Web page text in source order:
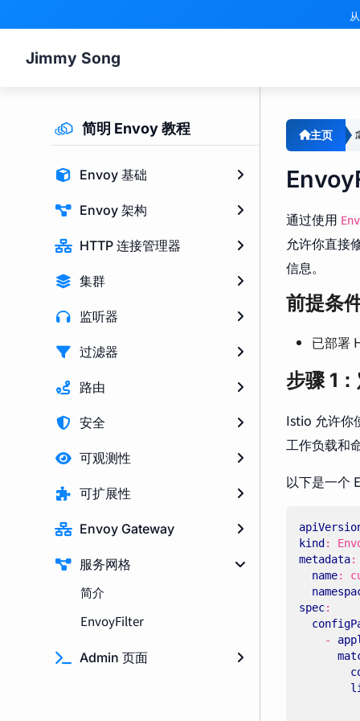
Jimmy Song
简明 Envoy 教程
Envoy 基础
Envoy 架构
HTTP 连接管理器
集群
监听器
过滤器
路由
安全
可观测性
可扩展性
Envoy Gateway
服务网格
简介
EnvoyFilter
Admin 页面
主页
通过使用
允许你直接
信息。
前提条
已部署
步骤 1
Istio 允许你
工作负载和
以下是一个
kind :
metadata:
name:
spec:
-